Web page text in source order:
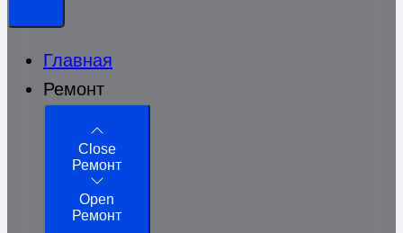
Главная
Ремонт
Close
Ремонт
Open
Ремонт